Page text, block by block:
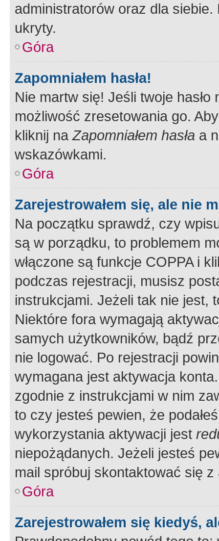
administratorów oraz dla
ukryty.
Góra
Zapomniałem hasła!
Nie martw się! Jeśli twoje
możliwość zresetowania go.
kliknij naZapomniałem hasła a
wskazówkami.
Góra
Zarejestrowałem się, ale nie
Na początku sprawdź, czy
są w porządku, to problemem
włączone są funkcje COPPA i
podczas rejestracji, musisz
instrukcjami. Jeżeli tak nie jest,
Niektóre fora wymagają
samych użytkowników, bądź
nie logować. Po rejestracji
wymagana jest aktywacja
zgodnie z instrukcjami w nim
to czy jesteś pewien, że
wykorzystania aktywacji jest
niepożądanych. Jeżeli jesteś
mail spróbuj skontaktować się
Góra
Zarejestrowałem się kiedyś,